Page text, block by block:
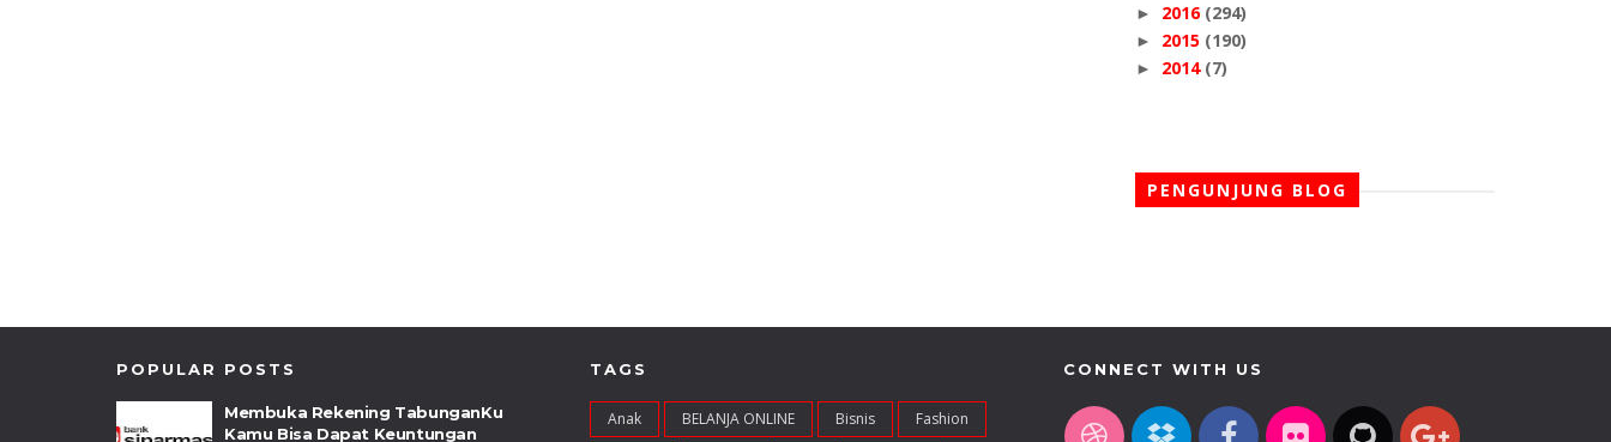
► 2016 (294)
► 2015 (190)
► 2014 (7)
PENGUNJUNG BLOG
POPULAR POSTS
Membuka Rekening TabunganKu
Kamu Bisa Dapat Keuntungan
TAGS
Anak BELANJA ONLINE Bisnis Fashion
CONNECT WITH US